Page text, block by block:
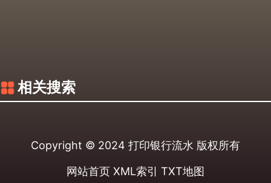
相关搜索
Copyright © 2024 打印银行流水 版权所有
网站首页 XML索引 TXT地图